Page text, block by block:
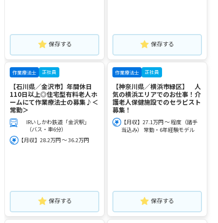
保存する 保存する
作業療法士 正社員
【石川県／金沢市】年間休日
110日以上◎住宅型有料老人ホ
ームにて作業療法士の募集♪＜
常勤＞
IRいしかわ鉄道「金沢駅」
（バス・車6分）
【月収】28.2万円 ～ 36.2万円
保存する
作業療法士 正社員
【神奈川県／横浜市緑区】 人
気の横浜エリアでのお仕事！介
護老人保健施設でのセラピスト
募集！
【月収】27.1万円 ～ 程度（諸手
当込み） 常勤・6年経験モデル
保存する